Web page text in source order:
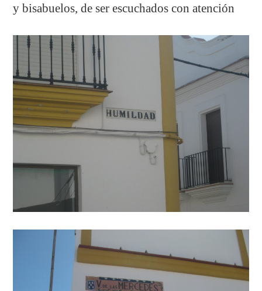
y bisabuelos, de ser escuchados con atención